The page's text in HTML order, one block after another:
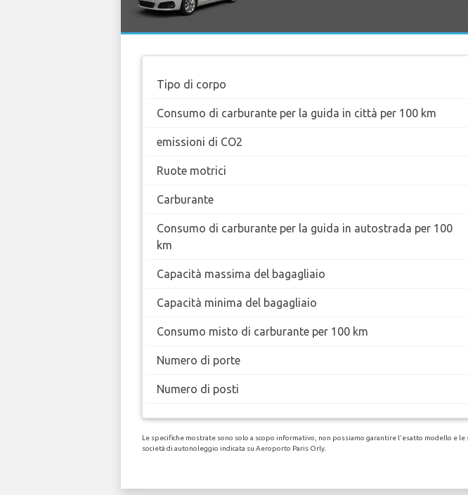
Tipo di corpo
Consumo di carburante per la guida in città per 100 km
emissioni di CO2
Ruote motrici
Carburante
Consumo di carburante per la guida in autostrada per 100
km
Capacità massima del bagagliaio
Capacità minima del bagagliaio
Consumo misto di carburante per 100 km
Numero di porte
Numero di posti
Le specifiche mostrate sono solo a scopo informativo, non possiamo garantire l'esatto modello e le
società di autonoleggio indicata su Aeroporto Paris Orly.